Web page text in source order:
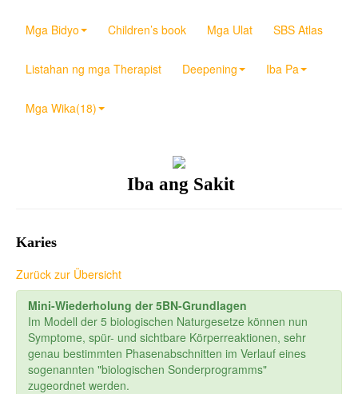
Mga Bidyo Children’s book Mga Ulat SBS Atlas
Listahan ng mga Therapist Deepening Iba Pa
Mga Wika(18)
Iba ang Sakit
Karies
Zurück zur Übersicht
Mini-Wiederholung der 5BN-Grundlagen
Im Modell der 5 biologischen Naturgesetze können nun
Symptome, spür- und sichtbare Körperreaktionen, sehr
genau bestimmten Phasenabschnitten im Verlauf eines
sogenannten "biologischen Sonderprogramms"
zugeordnet werden.